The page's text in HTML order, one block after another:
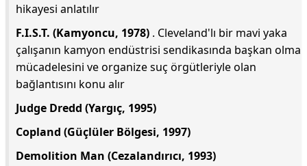
hikayesi anlatılır
F.I.S.T. (Kamyoncu, 1978) . Cleveland'lı bir mavi yaka
çalışanın kamyon endüstrisi sendikasında başkan olma
mücadelesini ve organize suç örgütleriyle olan
bağlantısını konu alır
Judge Dredd (Yargıç, 1995)
Copland (Güçlüler Bölgesi, 1997)
Demolition Man (Cezalandırıcı, 1993)